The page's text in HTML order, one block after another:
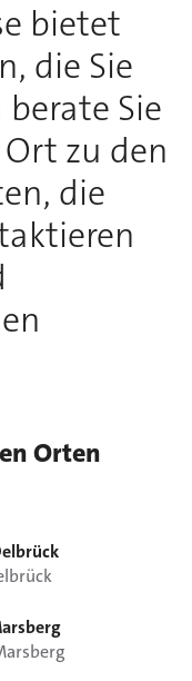
bietet
die Sie
Sie
zu den
die
Orten